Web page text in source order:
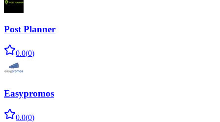
Post Planner
0.0(0)
Easypromos
0.0(0)